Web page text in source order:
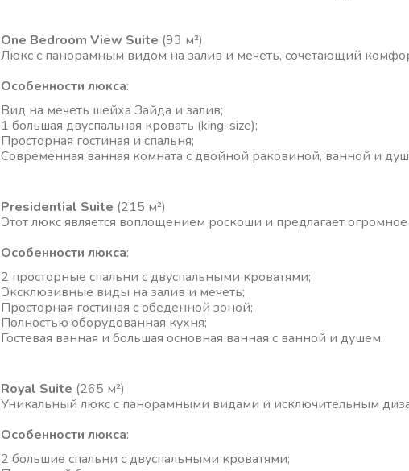
One Bedroom View Suite (93 м²)
Люкс с панорамным видом на залив и мечеть, сочетающий
Особенности люкса:
Вид на мечеть шейха Зайда и залив;
1 большая двуспальная кровать (king-size);
Просторная гостиная и спальня;
Современная ванная комната с двойной раковиной, ванной и
Presidential Suite (215 м²)
Этот люкс является воплощением роскоши и предлагает
Особенности люкса:
2 просторные спальни с двуспальными кроватями;
Эксклюзивные виды на залив и мечеть;
Просторная гостиная с обеденной зоной;
Полностью оборудованная кухня;
Гостевая ванная и большая основная ванная с ванной и душем.
Royal Suite (265 м²)
Уникальный люкс с панорамными видами и исключительным
Особенности люкса:
2 большие спальни с двуспальными кроватями;